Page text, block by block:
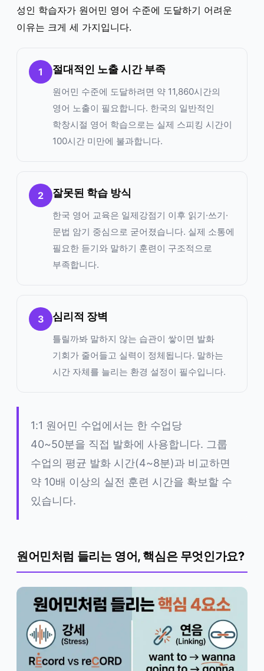
성인 학습자가 원어민 영어 수준에 도달하기 어려운
이유는 크게 세 가지입니다.
1 절대적인 노출 시간 부족
원어민 수준에 도달하려면 약 11,860시간의
영어 노출이 필요합니다. 한국의 일반적인
학창시절 영어 학습으로는 실제 스피킹 시간이
100시간 미만에 불과합니다.
2 잘못된 학습 방식
한국 영어 교육은 일제강점기 이후 읽기·쓰기·
문법 암기 중심으로 굳어졌습니다. 실제 소통에
필요한 듣기와 말하기 훈련이 구조적으로
부족합니다.
3 심리적 장벽
틀릴까봐 말하지 않는 습관이 쌓이면 발화
기회가 줄어들고 실력이 정체됩니다. 말하는
시간 자체를 늘리는 환경 설정이 필수입니다.
1:1 원어민 수업에서는 한 수업당
40~50분을 직접 발화에 사용합니다. 그룹
수업의 평균 발화 시간(4~8분)과 비교하면
약 10배 이상의 실전 훈련 시간을 확보할 수
있습니다.
원어민처럼 들리는 영어, 핵심은 무엇인가요?